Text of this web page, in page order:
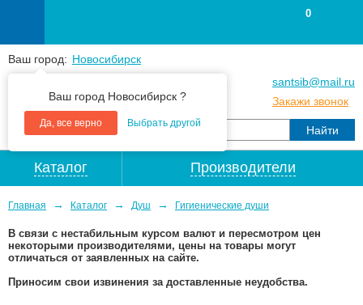
Ваш город: Новосибирск
Ваш город Новосибирск ?
Да, все верно Выбрать другой
+7(383) 213 79 30
santsib@mail.ru
Закажи звонок
0
Каталог Производители
Главная → Каталог → Душ → Гигиенические души
В связи с нестабильным курсом валют и пересмотром цен
некоторыми производителями, цены на товары могут
отличаться от заявленных на сайте.
Приносим свои извинения за доставленные неудобства.